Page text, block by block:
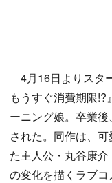
4月16日よりスタ
もうすぐ消費期限
ーニング娘。卒業
された。同作は、
た主人公・丸谷康
の変化を描くラブ